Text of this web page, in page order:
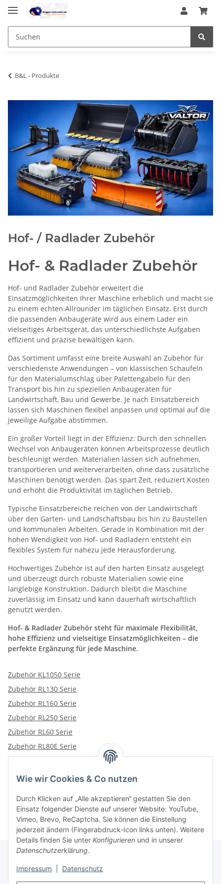
Wie wir Cookies & Co nutzen
Durch Klicken auf „Alle akzeptieren“ gestatten Sie den
Einsatz folgender Dienste auf unserer Website: YouTube,
Vimeo, Brevo, ReCaptcha. Sie können die Einstellung
jederzeit ändern (Fingerabdruck-Icon links unten). Weitere
Details finden Sie unter Konfigurieren und in unserer
Datenschutzerklärung.
Impressum Datenschutz
B&L - Produkte
Hof- / Radlader Zubehör
Hof- & Radlader Zubehör
Hof- und Radlader Zubehör erweitert die
Einsatzmöglichkeiten Ihrer Maschine erheblich und macht sie
zu einem echten Allrounder im täglichen Einsatz. Erst durch
die passenden Anbaugeräte wird aus einem Lader ein
vielseitiges Arbeitsgerät, das unterschiedlichste Aufgaben
effizient und präzise bewältigen kann.
Das Sortiment umfasst eine breite Auswahl an Zubehör für
verschiedenste Anwendungen – von klassischen Schaufeln
für den Materialumschlag über Palettengabeln für den
Transport bis hin zu speziellen Anbaugeräten für
Landwirtschaft, Bau und Gewerbe. Je nach Einsatzbereich
lassen sich Maschinen flexibel anpassen und optimal auf die
jeweilige Aufgabe abstimmen.
Ein großer Vorteil liegt in der Effizienz: Durch den schnellen
Wechsel von Anbaugeräten können Arbeitsprozesse deutlich
beschleunigt werden. Materialien lassen sich aufnehmen,
transportieren und weiterverarbeiten, ohne dass zusätzliche
Maschinen benötigt werden. Das spart Zeit, reduziert Kosten
und erhöht die Produktivität im täglichen Betrieb.
Typische Einsatzbereiche reichen von der Landwirtschaft
über den Garten- und Landschaftsbau bis hin zu Baustellen
und kommunalen Arbeiten. Gerade in Kombination mit der
hohen Wendigkeit von Hof- und Radladern entsteht ein
flexibles System für nahezu jede Herausforderung.
Hochwertiges Zubehör ist auf den harten Einsatz ausgelegt
und überzeugt durch robuste Materialien sowie eine
langlebige Konstruktion. Dadurch bleibt die Maschine
zuverlässig im Einsatz und kann dauerhaft wirtschaftlich
genutzt werden.
Hof- & Radlader Zubehör steht für maximale Flexibilität,
hohe Effizienz und vielseitige Einsatzmöglichkeiten – die
perfekte Ergänzung für jede Maschine.
Zubehör KL1050 Serie
Zubehör RL130 Serie
Zubehör RL160 Serie
Zubehör RL250 Serie
Zubehör RL60 Serie
Zubehör RL80E Serie
Kategorien